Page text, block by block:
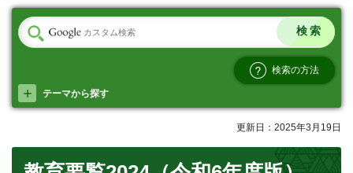
検索の方法
テーマから探す
更新日：2025年3月19日